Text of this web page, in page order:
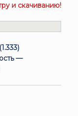
и скачиванию!
—